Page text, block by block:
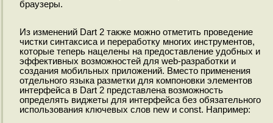
браузеры.
Из изменений Dart 2 также можно отметить проведение
чистки синтаксиса и переработку многих инструментов,
которые теперь нацелены на предоставление удобных и
эффективных возможностей для web-разработки и
создания мобильных приложений. Вместо применения
отдельного языка разметки для компоновки элементов
интерфейса в Dart 2 представлена возможность
определять виджеты для интерфейса без обязательного
использования ключевых слов new и const. Например: